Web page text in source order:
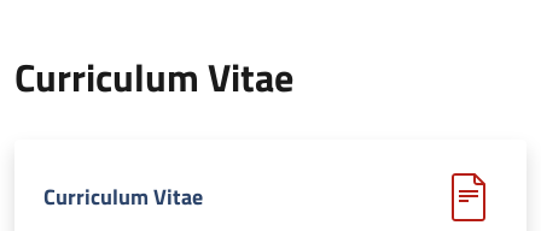
Curriculum Vitae
Curriculum Vitae